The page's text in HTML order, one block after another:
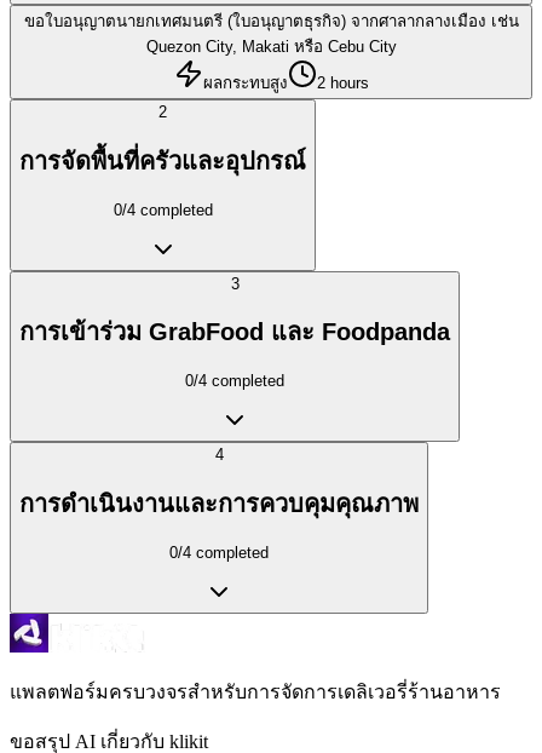
ขอใบอนุญาตนายกเทศมนตรี (ใบอนุญาตธุรกิจ) จากศาลากลางเมือง เช่น
Quezon City, Makati หรือ Cebu City
ผลกระทบสูง
2 hours
2
การจัดพื้นที่ครัวและอุปกรณ์
0/4completed
3
การเข้าร่วม GrabFood และ Foodpanda
0/4 completed
4
การดำเนินงานและการควบคุมคุณภาพ
0/4 completed
แพลตฟอร์มครบวงจรสำหรับการจัดการเดลิเวอรี่ร้านอาหาร
ขอสรุป AI เกี่ยวกับ klikit